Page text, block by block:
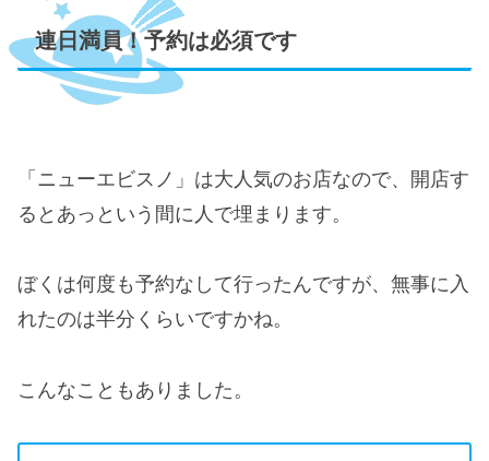
連日満員！予約は必須です
「ニューエビスノ」は大人気のお店なので、開店す
るとあっという間に人で埋まります。
ぼくは何度も予約なして行ったんですが、無事に入
れたのは半分くらいですかね。
こんなこともありました。